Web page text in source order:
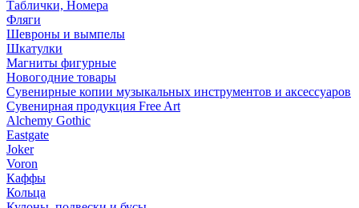
Таблички, Номера
Фляги
Шевроны и вымпелы
Шкатулки
Магниты фигурные
Новогодние товары
Сувенирные копии музыкальных инструментов и аксессуаров
Сувенирная продукция Free Art
Alchemy Gothic
Eastgate
Joker
Voron
Каффы
Кольца